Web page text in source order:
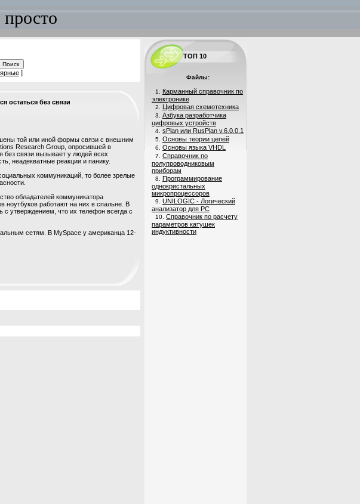
]
остаться без связи
той или иной формы связи с внешним
Research Group, опросившей в
без связи вызывает у людей всех
неадекватные реакции и панику.
коммуникаций, то более зрелые
обладателей коммуникатора
ноутбуков работают на них в спальне. В
с утверждением, что их телефон всегда с
сетям. В MySpace у американца 12-
ТОП 10
Файлы:
1. Карманный справочник по
электронике
2. Цифровая схемотехника
3. Азбука разработчика
цифровых устройств
4. sPlan или RusPlan v.6.0.0.1
5. Основы теории цепей
6. Основы языка VHDL
7. Справочник по
полупроводниковым
приборам
8. Программирование
однокристальных
микропроцессоров
9. UNILOGIC - Логический
анализатор для PC
10. Справочник по расчету
параметров катушек
индуктивности